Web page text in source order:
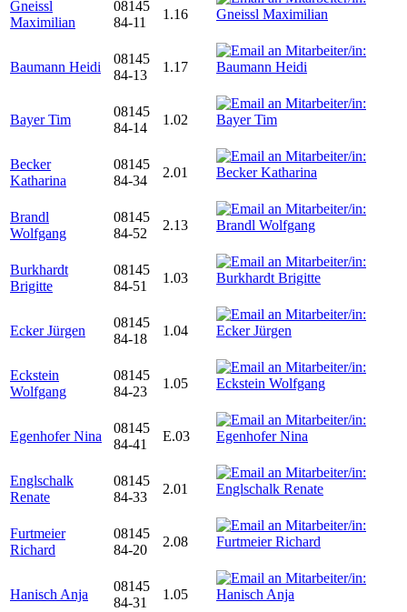
Gneissl
Maximilian
08145
84-11
1.16
Baumann Heidi
08145
84-13
1.17
Bayer Tim
08145
84-14
1.02
Becker
Katharina
08145
84-34
2.01
Brandl
Wolfgang
08145
84-52
2.13
Burkhardt
Brigitte
08145
84-51
1.03
Ecker Jürgen
08145
84-18
1.04
Eckstein
Wolfgang
08145
84-23
1.05
Egenhofer Nina
08145
84-41
E.03
Englschalk
Renate
08145
84-33
2.01
Furtmeier
Richard
08145
84-20
2.08
Hanisch Anja
08145
84-31
1.05